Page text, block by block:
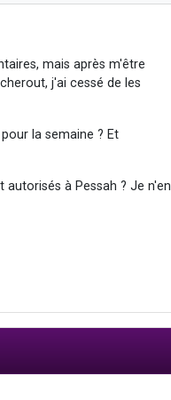
mais après m'être
j'ai cessé de les
la semaine ? Et
à Pessah ? Je n'en